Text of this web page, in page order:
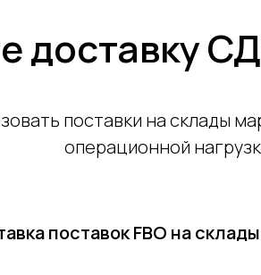
доставку
поставки на склады
операционной
поставок FBO на